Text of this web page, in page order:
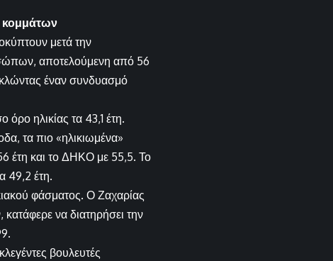
κομμάτων
μετά την
αποτελούμενη από 56
έναν συνδυασμό
ηλικίας τα 43,1 έτη.
τα πιο «ηλικιωμένα»
έτη και το ΔΗΚΟ με 55,5. Το
49,2 έτη.
φάσματος. Ο Ζαχαρίας
να διατηρήσει την
βουλευτές